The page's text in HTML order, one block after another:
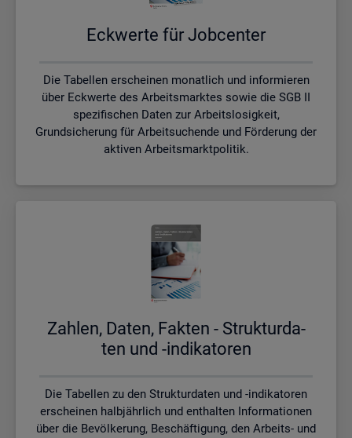
Eck­wer­te für Job­cen­ter
Die Tabellen erscheinen monatlich und informieren
über Eckwerte des Arbeitsmarktes sowie die SGB II
spezifischen Daten zur Arbeitslosigkeit,
Grundsicherung für Arbeitsuchende und Förderung der
aktiven Arbeitsmarktpolitik.
Zah­len, Daten, Fak­ten - Struk­tur­da­
ten und -in­di­ka­to­ren
Die Tabellen zu den Strukturdaten und -indikatoren
erscheinen halbjährlich und enthalten Informationen
über die Bevölkerung, Beschäftigung, den Arbeits- und